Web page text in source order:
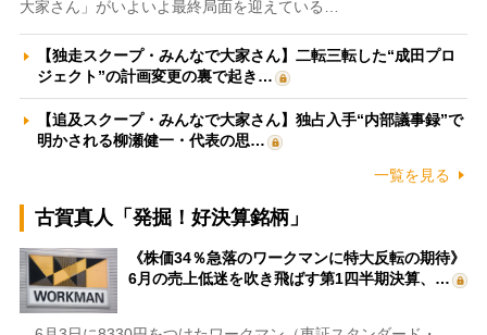
大家さん」がいよいよ最終局面を迎えている…
【独走スクープ・みんなで大家さん】二転三転した“成田プロ
ジェクト”の計画変更の裏で起き…
【追及スクープ・みんなで大家さん】独占入手“内部議事録”で
明かされる柳瀬健一・代表の思…
一覧を見る
古賀真人「発掘！好決算銘柄」
《株価34％急落のワークマンに特大反転の期待》
6月の売上低迷を吹き飛ばす第1四半期決算、…